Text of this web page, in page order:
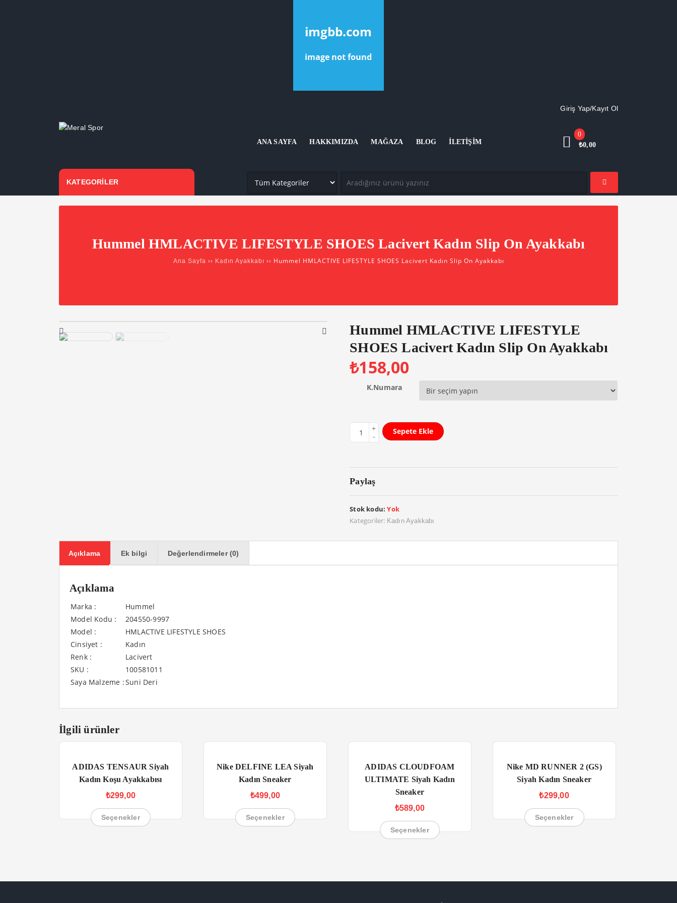
Giriş Yap/Kayıt Ol
ANA SAYFA HAKKIMIZDA MAĞAZA BLOG İLETIŞIM
0
₺0,00
KATEGORİLER
Hummel HMLACTIVE LIFESTYLE SHOES Lacivert Kadın Slip On Ayakkabı
Ana Sayfa ›› Kadın Ayakkabı ›› Hummel HMLACTIVE LIFESTYLE SHOES Lacivert Kadın Slip On Ayakkabı
Hummel HMLACTIVE LIFESTYLE
SHOES Lacivert Kadın Slip On Ayakkabı
₺158,00
K.Numara
Sepete Ekle
Paylaş
Stok kodu:Yok
Kategoriler: Kadın Ayakkabı
Açıklama Ek bilgi Değerlendirmeler (0)
Açıklama
Marka :
Hummel
Model Kodu :
204550-9997
Model :
HMLACTIVE LIFESTYLE SHOES
Cinsiyet :
Kadın
Renk :
Lacivert
SKU :
100581011
Saya Malzeme :Suni Deri
İlgili ürünler
ADIDAS TENSAUR Siyah
Kadın Koşu Ayakkabısı
₺299,00
Seçenekler
Nike DELFINE LEA Siyah
Kadın Sneaker
₺499,00
Seçenekler
ADIDAS CLOUDFOAM
ULTIMATE Siyah Kadın
Sneaker
₺589,00
Seçenekler
Nike MD RUNNER 2 (GS)
Siyah Kadın Sneaker
₺299,00
Seçenekler